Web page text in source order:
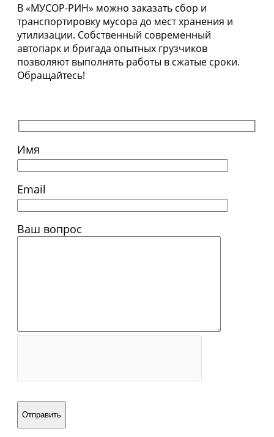
Имя
Email
Ваш вопрос
Отправить
В «МУСОР-РИН» можно заказать сбор и
транспортировку мусора до мест хранения и
утилизации. Собственный современный
автопарк и бригада опытных грузчиков
позволяют выполнять работы в сжатые сроки.
Обращайтесь!